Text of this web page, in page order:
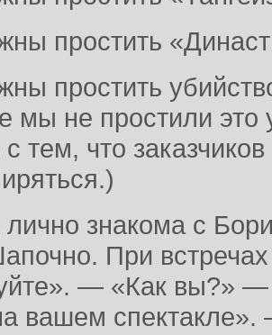
простить
простить
мы не простили это
тем, что
знакома с
При
— «Как вы?»
вашем